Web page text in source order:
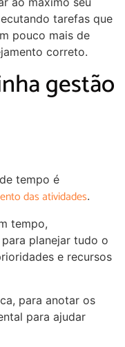
tarefas que
pouco mais de
correto.
gestão
tempo é
das atividades.
tempo,
planejar tudo o
e recursos
para anotar os
para ajudar